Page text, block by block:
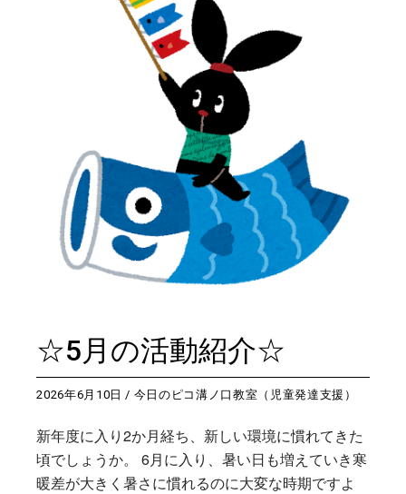
☆5月の活動紹介☆
2026年6月10日 今日のピコ溝ノ口教室（児童発達支援）
新年度に入り2か月経ち、新しい環境に慣れてきた
頃でしょうか。 6月に入り、暑い日も増えていき寒
暖差が大きく暑さに慣れるのに大変な時期ですよ